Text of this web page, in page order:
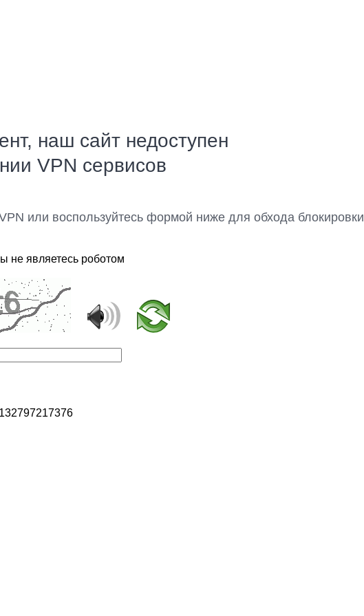
наш сайт недоступен
VPN сервисов
или воспользуйтесь формой ниже для обхода блокировки
не являетесь роботом